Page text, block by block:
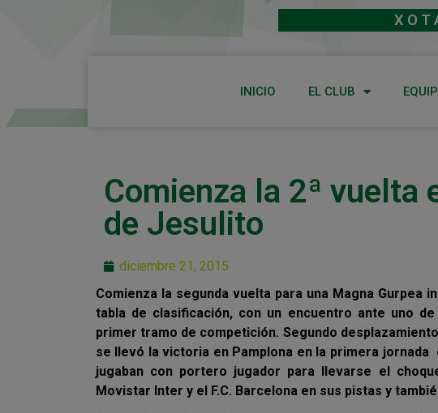
INICIO EL CLUB
Comienza la 2ª vuelta
de Jesulito
diciembre 21, 2015
Comienza la segunda vuelta para una Magna
tabla de clasificación, con un encuentro ante uno
primer tramo de competición. Segundo
se llevó la victoria en Pamplona en la primera
jugaban con portero jugador para llevarse el
Movistar Inter y el F.C. Barcelona en sus pistas y